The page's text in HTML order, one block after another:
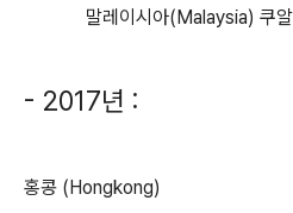
말레이시아(Malaysia) 쿠
- 2017년 :
홍콩 (Hongkong)